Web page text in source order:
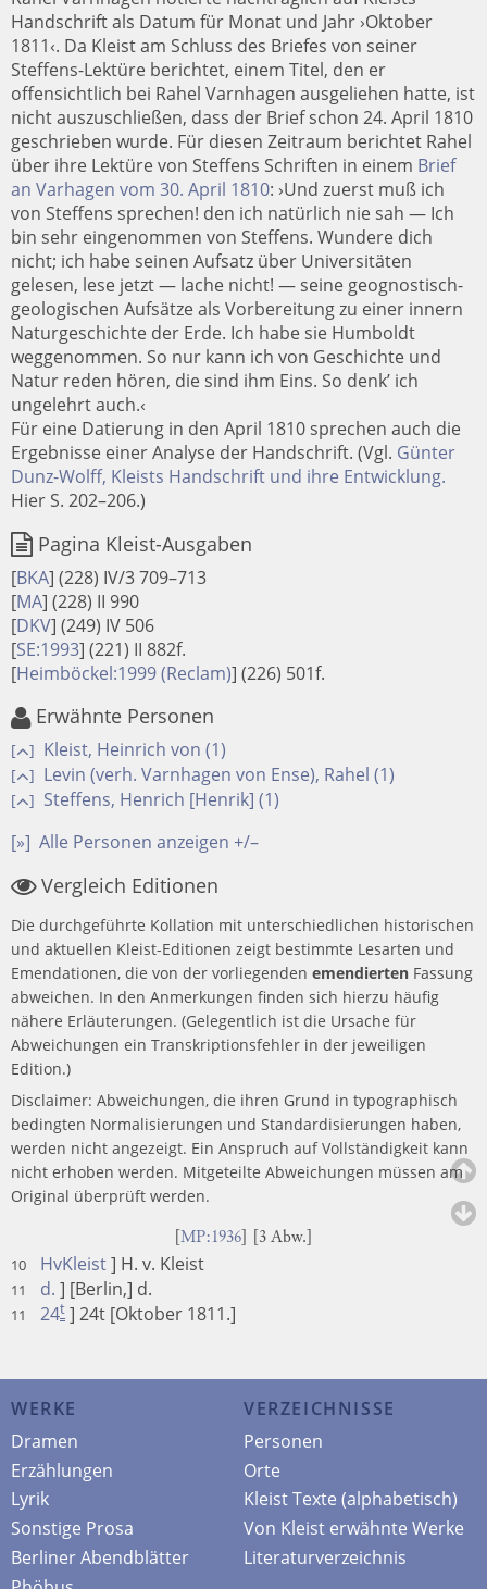
Handschrift als Datum für Monat und Jahr ›Oktober
1811‹. Da Kleist am Schluss des Briefes von seiner
Steffens-Lektüre berichtet, einem Titel, den er
offensichtlich bei Rahel Varnhagen ausgeliehen hatte, ist
nicht auszuschließen, dass der Brief schon 24. April 1810
geschrieben wurde. Für diesen Zeitraum berichtet Rahel
über ihre Lektüre von Steffens Schriften in einem Brief
an Varhagen vom 30. April 1810: ›Und zuerst muß ich
von Steffens sprechen! den ich natürlich nie sah — Ich
bin sehr eingenommen von Steffens. Wundere dich
nicht; ich habe seinen Aufsatz über Universitäten
gelesen, lese jetzt — lache nicht! — seine geognostisch-
geologischen Aufsätze als Vorbereitung zu einer innern
Naturgeschichte der Erde. Ich habe sie Humboldt
weggenommen. So nur kann ich von Geschichte und
Natur reden hören, die sind ihm Eins. So denk’ ich
ungelehrt auch.‹
Für eine Datierung in den April 1810 sprechen auch die
Ergebnisse einer Analyse der Handschrift. (Vgl. Günter
Dunz-Wolff, Kleists Handschrift und ihre Entwicklung.
Hier S. 202–206.)
Pagina Kleist-Ausgaben
[BKA] (228) IV/3 709–713
[MA] (228) II 990
[DKV] (249) IV 506
[SE:1993] (221) II 882f.
[Heimböckel:1999 (Reclam)] (226) 501f.
Erwähnte Personen
[ ] Kleist, Heinrich von (1)
[ ] Levin (verh. Varnhagen von Ense), Rahel (1)
[ ] Steffens, Henrich [Henrik] (1)
[»] Alle Personen anzeigen +/–
Vergleich Editionen
Die durchgeführte Kollation mit unterschiedlichen historischen
und aktuellen Kleist-Editionen zeigt bestimmte Lesarten und
Emendationen, die von der vorliegenden emendierten Fassung
abweichen. In den Anmerkungen finden sich hierzu häufig
nähere Erläuterungen. (Gelegentlich ist die Ursache für
Abweichungen ein Transkriptionsfehler in der jeweiligen
Edition.)
Disclaimer: Abweichungen, die ihren Grund in typographisch
bedingten Normalisierungen und Standardisierungen haben,
werden nicht angezeigt. Ein Anspruch auf Vollständigkeit kann
nicht erhoben werden. Mitgeteilte Abweichungen müssen am
Original überprüft werden.
MP:1936 ] [3 Abw.]
10 HvKleist] H. v. Kleist
11 d. ] [Berlin,] d.
11 24t ] 24t [Oktober 1811.]
WERKE
Dramen
Erzählungen
Lyrik
Sonstige Prosa
Berliner Abendblätter
VERZEICHNISSE
Personen
Orte
Kleist Texte (alphabetisch)
Von Kleist erwähnte Werke
Literaturverzeichnis